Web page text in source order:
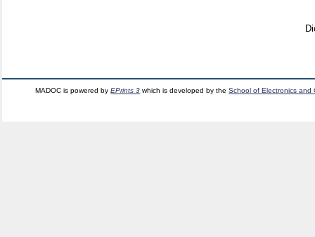
MADOC is powered byEPrints 3 which is developed by theSchool of Electronics and